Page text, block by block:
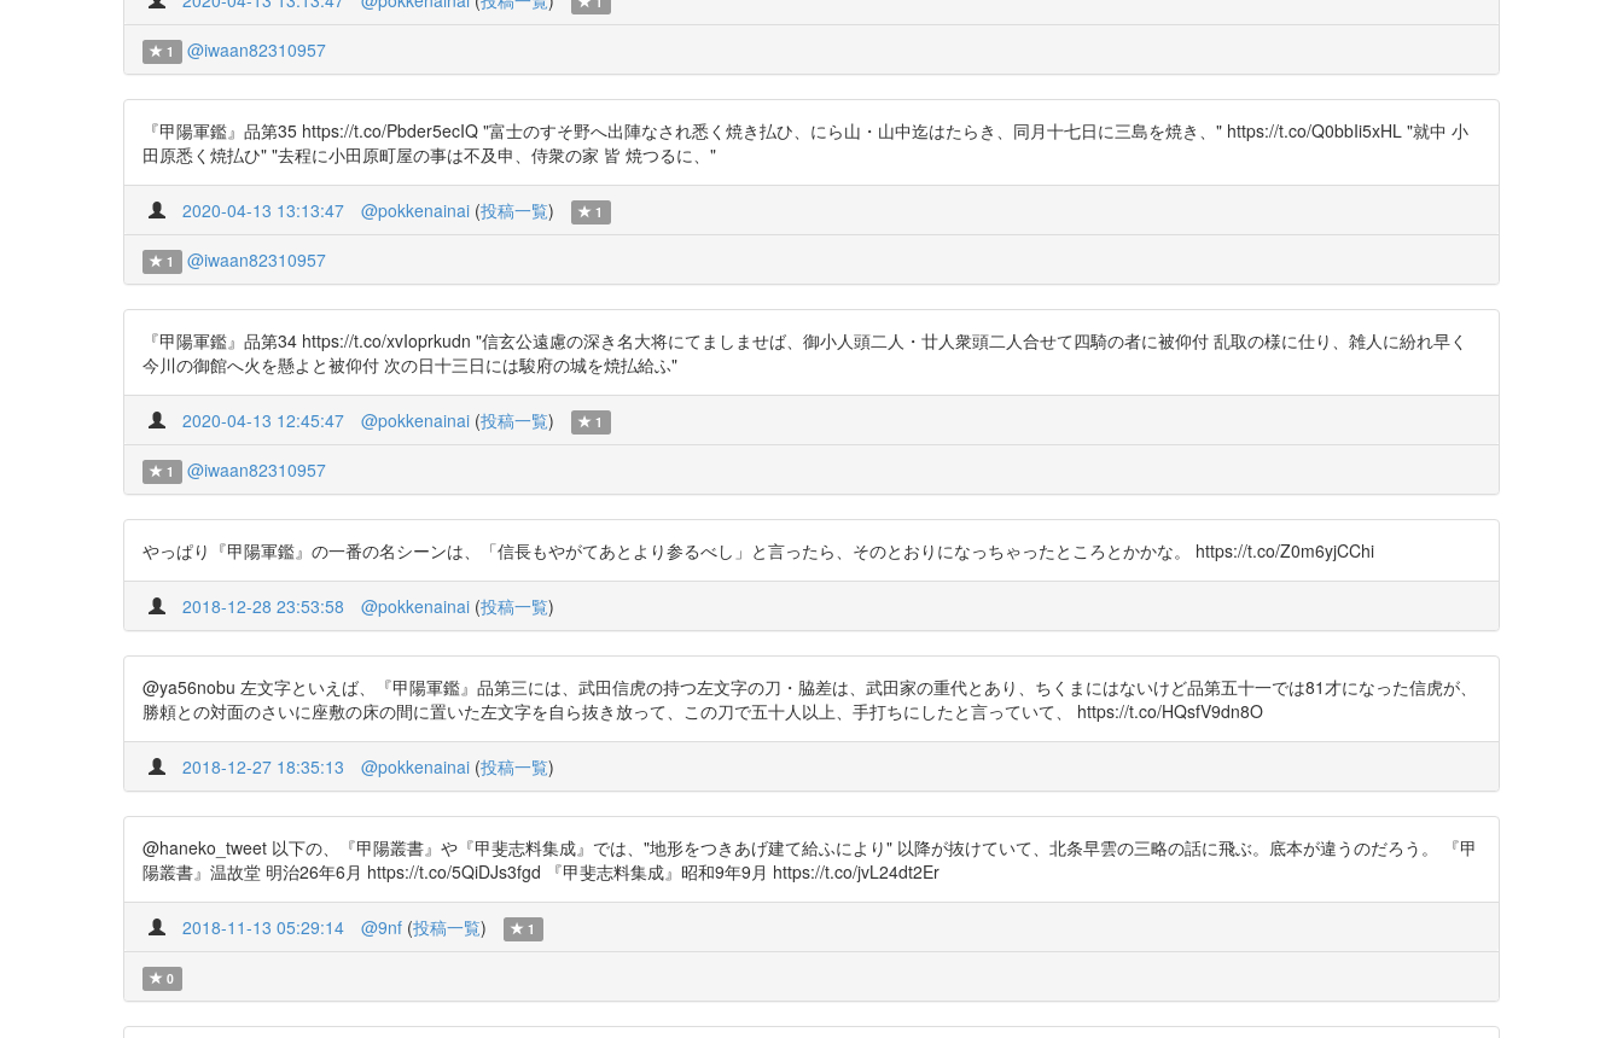
1 @iwaan82310957
『甲陽軍鑑』品第35 https://t.co/Pbder5ecIQ "富士のすそ野へ出陣なされ悉く焼き払ひ、にら山・山中迄はたらき、同月十七日に三島を焼き、" https://t.co/Q0bbIi5xHL "就中 小
田原悉く焼払ひ" "去程に小田原町屋の事は不及申、侍衆の家 皆 焼つるに、"
2020-04-13 13:13:47 @pokkenainai (投稿一覧) 1
1 @iwaan82310957
『甲陽軍鑑』品第34 https://t.co/xvIoprkudn "信玄公遠慮の深き名大将にてましませば、御小人頭二人・廿人衆頭二人合せて四騎の者に被仰付 乱取の様に仕り、雑人に紛れ早く
今川の御館へ火を懸よと被仰付 次の日十三日には駿府の城を焼払給ふ"
2020-04-13 12:45:47 @pokkenainai (投稿一覧) 1
1 @iwaan82310957
やっぱり『甲陽軍鑑』の一番の名シーンは、「信長もやがてあとより参るべし」と言ったら、そのとおりになっちゃったところとかかな。 https://t.co/Z0m6yjCChi
2018-12-28 23:53:58 @pokkenainai (投稿一覧)
@ya56nobu 左文字といえば、『甲陽軍鑑』品第三には、武田信虎の持つ左文字の刀・脇差は、武田家の重代とあり、ちくまにはないけど品第五十一では81才になった信虎が、
勝頼との対面のさいに座敷の床の間に置いた左文字を自ら抜き放って、この刀で五十人以上、手打ちにしたと言っていて、 https://t.co/HQsfV9dn8O
2018-12-27 18:35:13 @pokkenainai (投稿一覧)
@haneko_tweet 以下の、『甲陽叢書』や『甲斐志料集成』では、"地形をつきあげ建て給ふにより" 以降が抜けていて、北条早雲の三略の話に飛ぶ。底本が違うのだろう。 『甲
陽叢書』温故堂 明治26年6月 https://t.co/5QiDJs3fgd 『甲斐志料集成』昭和9年9月 https://t.co/jvL24dt2Er
2018-11-13 05:29:14 @9nf (投稿一覧) 1
0